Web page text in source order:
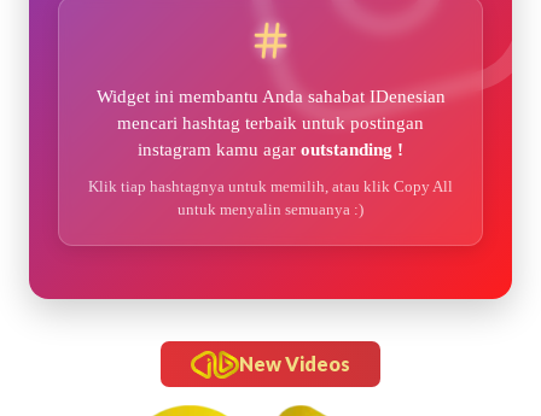
Widget ini membantu Anda sahabat IDenesian
mencari hashtag terbaik untuk postingan
instagram kamu agar outstanding !
Klik tiap hashtagnya untuk memilih, atau klik Copy All
untuk menyalin semuanya :)
New Videos